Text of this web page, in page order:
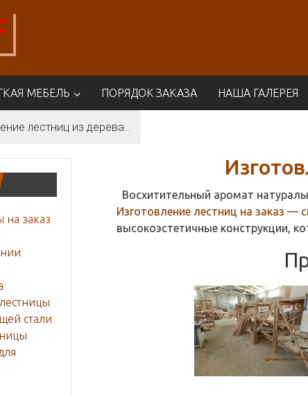
МЕБЕЛЬ ПОРЯДОК ЗАКАЗА НАША ГАЛЕРЕЯ
лестниц из дерева...
Восхитительный аромат
Изготовление лестниц на заказ —
высокоэстетичные конструкции,
на заказ
стали